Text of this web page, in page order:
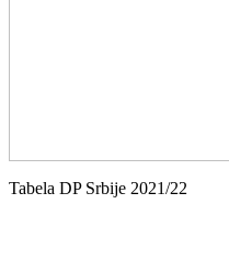
Tabela DP Srbije 2021/22